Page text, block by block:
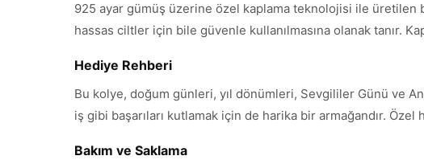
925 ayar gümüş üzerine özel kaplama teknolojisi ile üretilen
hassas ciltler için bile güvenle kullanılmasına olanak tanır.
Hediye Rehberi
Bu kolye, doğum günleri, yıl dönümleri, Sevgililer Günü ve
iş gibi başarıları kutlamak için de harika bir armağandır.
Bakım ve Saklama